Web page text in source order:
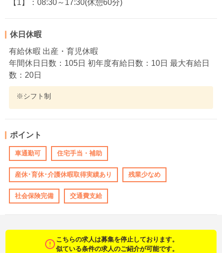
【1】：08:30～17:30(休憩60分)
休日休暇
有給休暇 出産・育児休暇
年間休日日数：105日 初年度有給日数：10日 最大有給日
数：20日
※シフト制
ポイント
車通勤可 住宅手当・補助
産休･育休･介護休暇取得実績あり 残業少なめ
社会保険完備 交通費支給
こちらの求人は募集を停止しております。
似ている条件の求人のご紹介が可能です。